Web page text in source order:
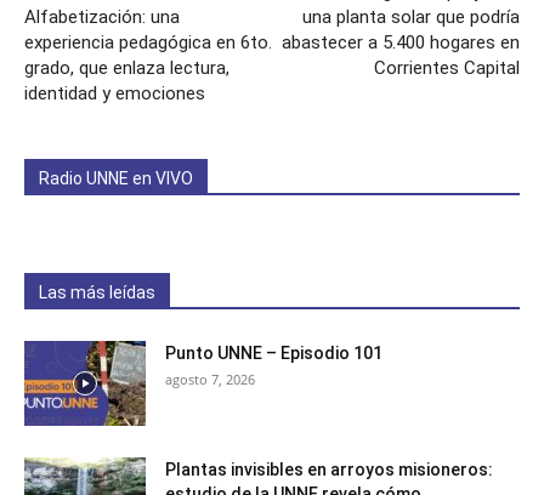
Alfabetización: una
experiencia pedagógica en 6to.
grado, que enlaza lectura,
identidad y emociones
una planta solar que podría
abastecer a 5.400 hogares en
Corrientes Capital
Radio UNNE en VIVO
Las más leídas
Punto UNNE – Episodio 101
agosto 7, 2026
Plantas invisibles en arroyos misioneros: